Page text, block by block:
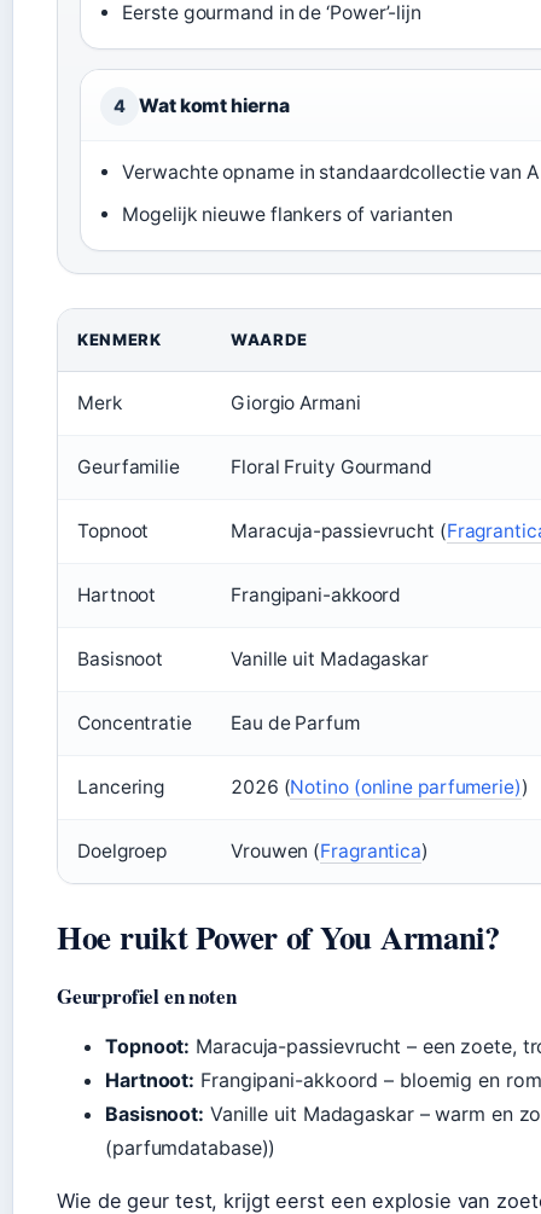
Eerste gourmand in de ‘Power’-lijn
4 Wat komt hierna
Verwachte opname in standaardcollectie van
Mogelijk nieuwe flankers of varianten
KENMERK WAARDE
Merk Giorgio Armani
Geurfamilie Floral Fruity Gourmand
Topnoot Maracuja-passievrucht (
Hartnoot Frangipani-akkoord
Basisnoot Vanille uit Madagaskar
Concentratie Eau de Parfum
Lancering 2026 (Notino (online parfumerie))
Doelgroep Vrouwen (Fragrantica)
Hoe ruikt Power of You Armani?
Geurprofiel en noten
Topnoot: Maracuja-passievrucht – een zoete,
Hartnoot: Frangipani-akkoord – bloemig en
Basisnoot: Vanille uit Madagaskar – warm en
(parfumdatabase))
Wie de geur test, krijgt eerst een explosie van